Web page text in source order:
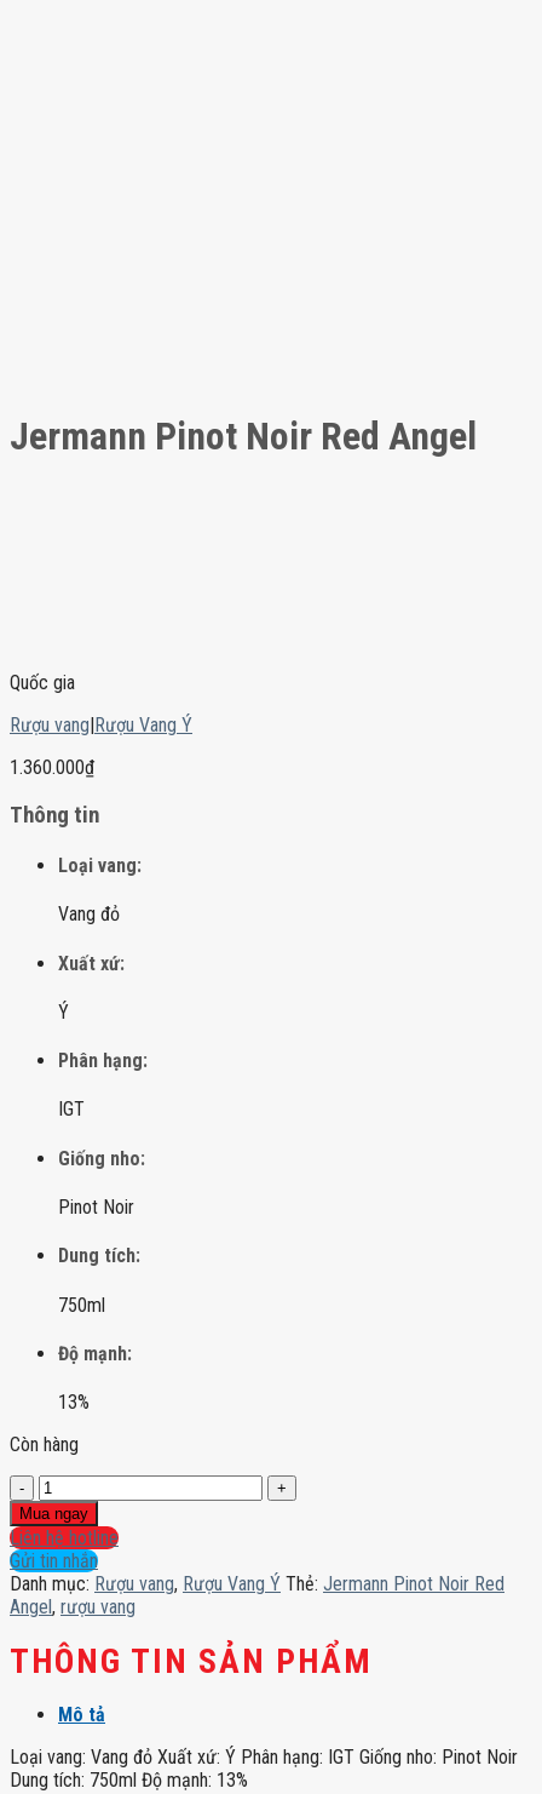
Jermann Pinot Noir Red Angel
Quốc gia
Rượu vang|Rượu Vang Ý
1.360.000₫
Thông tin
Loại vang:
Vang đỏ
Xuất xứ:
Ý
Phân hạng:
IGT
Giống nho:
Pinot Noir
Dung tích:
750ml
Độ mạnh:
13%
Còn hàng
Jermann
Pinot
Noir
Red
Angel
số
lượng
Mua ngay
Liên hệ hotline
Gửi tin nhắn
Danh mục: Rượu vang, Rượu Vang Ý Thẻ: Jermann Pinot Noir Red
Angel, rượu vang
THÔNG TIN SẢN PHẨM
Mô tả
Loại vang: Vang đỏ Xuất xứ: Ý Phân hạng: IGT Giống nho: Pinot Noir
Dung tích: 750ml Độ mạnh: 13%